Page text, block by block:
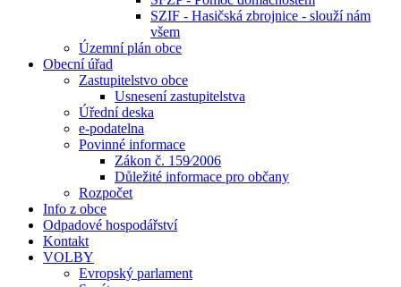
SZIF - Hasičská zbrojnice - slouží nám
všem
Územní plán obce
Obecní úřad
Zastupitelstvo obce
Usnesení zastupitelstva
Úřední deska
e-podatelna
Povinné informace
Zákon č. 159⁄2006
Důležité informace pro občany
Rozpočet
Info z obce
Odpadové hospodářství
Kontakt
VOLBY
Evropský parlament